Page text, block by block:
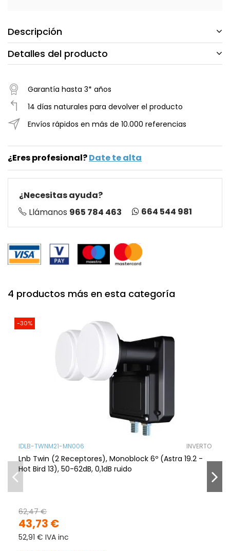
Descripción
Detalles del producto
Garantía hasta 3* años
14 días naturales para devolver el producto
Envíos rápidos en más de 10.000 referencias
¿Eres profesional?Date te alta
¿Necesitas ayuda?
Llámanos 965 784 463 664 544 981
4 productos más en esta categoría
-30%
IDLB-TWNM21-MN006 INVERTO
Lnb Twin (2 Receptores), Monoblock 6º (Astra 19.2 -
Hot Bird 13), 50-62dB, 0,1dB ruido
43,73 €
62,47 €
52,91 € IVA inc